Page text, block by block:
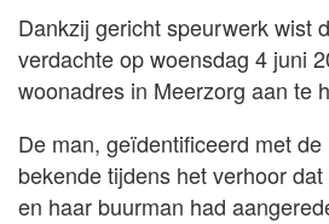
Dankzij gericht speurwerk wist
verdachte op woensdag 4 juni
woonadres in Meerzorg aan te
De man, geïdentificeerd met
bekende tijdens het verhoor
en haar buurman had